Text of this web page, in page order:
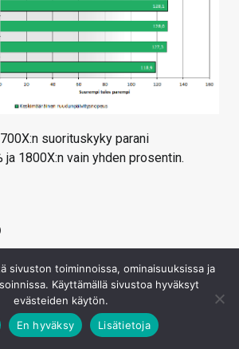
suorituskyky parani
1800X:n vain yhden prosentin.
sivuston toiminnoissa, ominaisuuksissa ja
Käyttämällä sivustoa hyväksyt
evästeiden käytön.
En hyväksy Lisätietoja